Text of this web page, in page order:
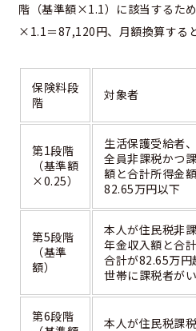
階（基準額×1.1）に該当するた
×1.1＝87,120円、月額換算する
保険料段
階
対象者
第1段階
（基準額
×0.25）
生活保護受給者
全員非課税かつ
額と合計所得金
82.65万円以下
第5段階
（基準
額）
本人が住民税非
年金収入額と合
合計が82.65万円
世帯に課税者が
第6段階
本人が住民税課